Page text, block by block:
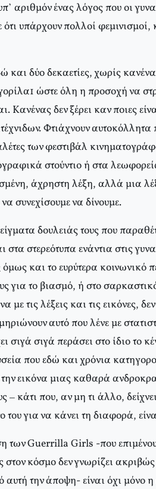
αριθμόν ένας λόγος που οι
υπάρχουν πολλοί φεμινισμοί,
και δύο δεκαετίες, χωρίς
ώστε όλη η προσοχή να
Kανένας δεν ξέρει καν ποιες
Φτιάχνουν
των φεστιβάλ
στούντιο ή στα
άχρηστη λέξη, αλλά μια
συνεχίσουμε να δίνουμε.
δουλειάς τους που
στα στερεότυπα ενάντια στις
και το ευρύτερα
για το βιασμό, ή στο
τις λέξεις και τις εικόνες,
αυτό που λένε με
σιγά σιγά περάσει στο ίδιο το
που εδώ και χρόνια
εικόνα μιας καθαρά
– κάτι που, αν μη τι άλλο,
του για να κάνει τη διαφορά,
των Guerrilla Girls -που
στον κόσμο δεν γνωρίζει
αυτή την άποψη- είναι όχι μόνο